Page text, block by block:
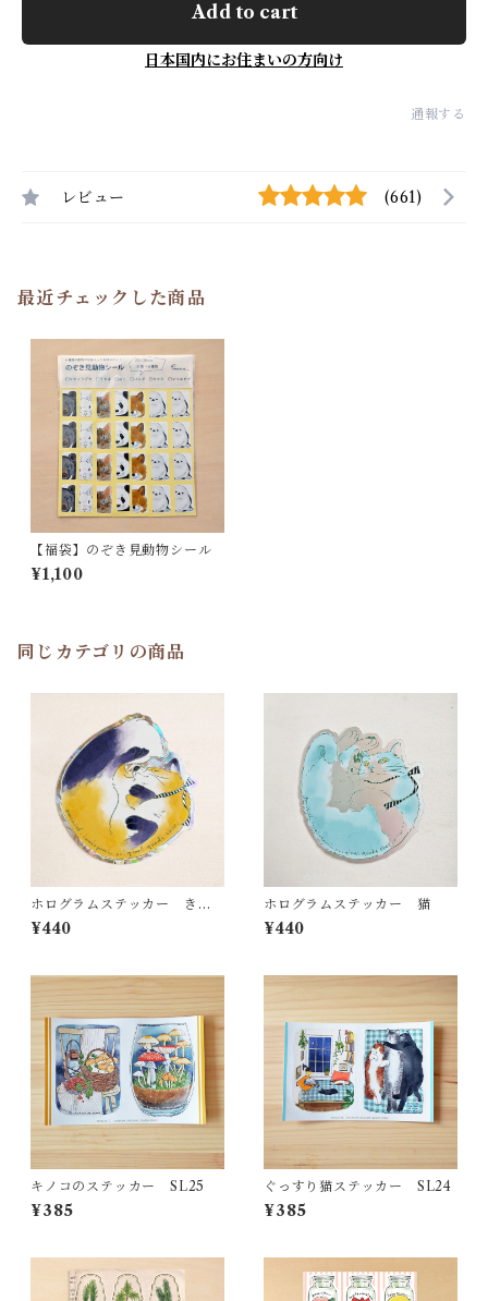
Add to cart
日本国内にお住まいの方向け
通報する
レビュー (661)
最近チェックした商品
【福袋】のぞき見動物シール
¥1,100
同じカテゴリの商品
ホログラムステッカー きつ
ね
¥440
ホログラムステッカー 猫
¥440
キノコのステッカー SL25
¥385
ぐっすり猫ステッカー SL24
¥385